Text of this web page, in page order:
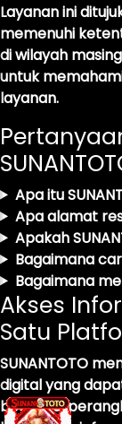
Layanan ini
memenuhi
di wilayah
untuk
layanan.
Apa itu
Apa alamat
Apakah
Bagaimana
Bagaimana
Akses
Satu
SUNANTOTO
digital yang
berbagai